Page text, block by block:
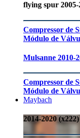
flying spur 2005-
Compressor de
Módulo de
Mulsanne 2010-
Compressor de
Módulo de
Maybach
2014-2020 (x222)